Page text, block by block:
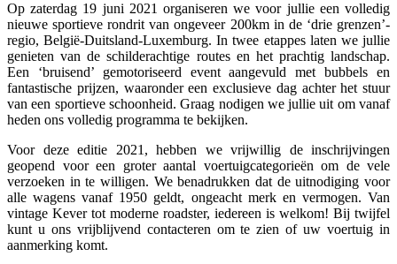
Op zaterdag 19 juni 2021 organiseren we voor jullie een volledig
nieuwe sportieve rondrit van ongeveer 200km in de ‘drie grenzen’-
regio, België-Duitsland-Luxemburg. In twee etappes laten we jullie
genieten van de schilderachtige routes en het prachtig landschap.
Een ‘bruisend’ gemotoriseerd event aangevuld met bubbels en
fantastische prijzen, waaronder een exclusieve dag achter het stuur
van een sportieve schoonheid. Graag nodigen we jullie uit om vanaf
heden ons volledig programma te bekijken.
Voor deze editie 2021, hebben we vrijwillig de inschrijvingen
geopend voor een groter aantal voertuigcategorieën om de vele
verzoeken in te willigen. We benadrukken dat de uitnodiging voor
alle wagens vanaf 1950 geldt, ongeacht merk en vermogen. Van
vintage Kever tot moderne roadster, iedereen is welkom! Bij twijfel
kunt u ons vrijblijvend contacteren om te zien of uw voertuig in
aanmerking komt.